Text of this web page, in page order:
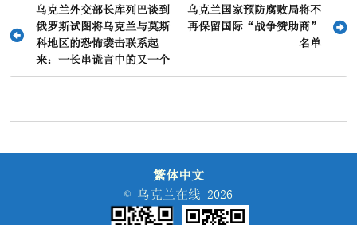
章
乌克兰外交部长库列巴谈到
俄罗斯试图将乌克兰与莫斯
科地区的恐怖袭击联系起
来：一长串谎言中的又一个
乌克兰国家预防腐败局将不
再保留国际“战争赞助商”
名单
繁体中文
© 乌克兰在线 2026